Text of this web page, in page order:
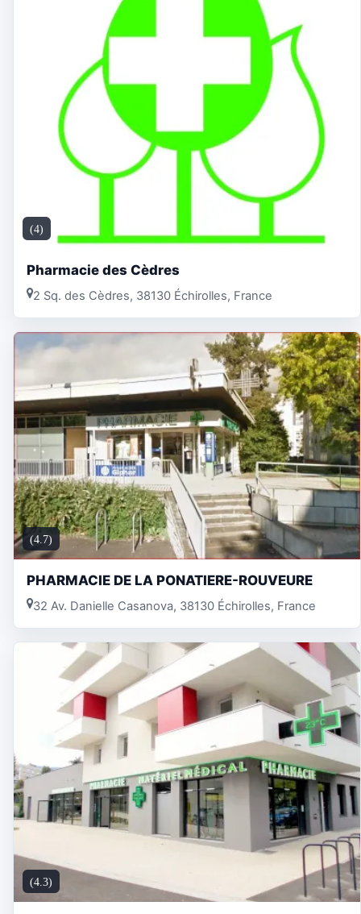
(4)
Pharmacie des Cèdres
2 Sq. des Cèdres, 38130 Échirolles, France
(4.7)
PHARMACIE DE LA PONATIERE-ROUVEURE
32 Av. Danielle Casanova, 38130 Échirolles, France
(4.3)